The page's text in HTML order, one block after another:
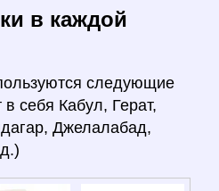
в каждой
следующие
себя Кабул, Герат,
Джелалабад,